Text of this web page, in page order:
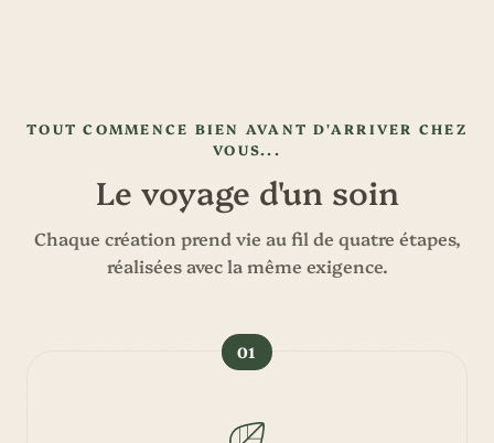
TOUT COMMENCE BIEN AVANT D'ARRIVER CHEZ
VOUS...
Le voyage d'un soin
Chaque création prend vie au fil de quatre étapes,
réalisées avec la même exigence.
01